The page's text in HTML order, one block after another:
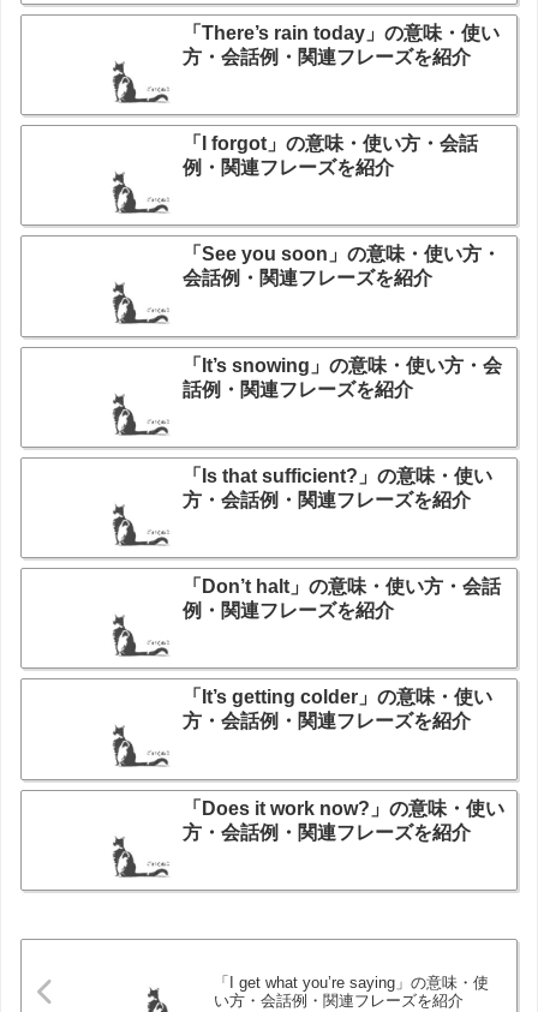
「There’s rain today」の意味・使い
方・会話例・関連フレーズを紹介
「I forgot」の意味・使い方・会話
例・関連フレーズを紹介
「See you soon」の意味・使い方・
会話例・関連フレーズを紹介
「It’s snowing」の意味・使い方・会
話例・関連フレーズを紹介
「Is that sufficient?」の意味・使い
方・会話例・関連フレーズを紹介
「Don’t halt」の意味・使い方・会話
例・関連フレーズを紹介
「It’s getting colder」の意味・使い
方・会話例・関連フレーズを紹介
「Does it work now?」の意味・使い
方・会話例・関連フレーズを紹介
「I get what you’re saying」の意味・使
い方・会話例・関連フレーズを紹介